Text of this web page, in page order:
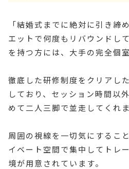
「結婚式までに絶対に引き締
エットで何度もリバウンドし
を持つ方には、大手の完全個
徹底した研修制度をクリアし
しており、セッション時間以
めて二人三脚で並走してくれま
周囲の視線を一切気にするこ
イベート空間で集中してトレ
境が用意されています。